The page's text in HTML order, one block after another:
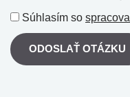
Súhlasím so
ODOSLAŤ OTÁZKU